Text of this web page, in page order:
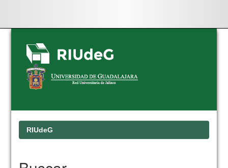
Skip
navigation
RIUdeG